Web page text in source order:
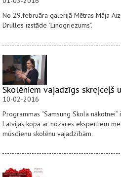
No 29.februāra galerijā Mētras Māja
Drulles izstāde "Linogriezums".
Skolēniem vajadzīgs skrejceļš
10-02-2016
Programmas “Samsung Skola
Latvijas kopā ar nozares ekspertiem
mūsdienu skolēnu vajadzībām.